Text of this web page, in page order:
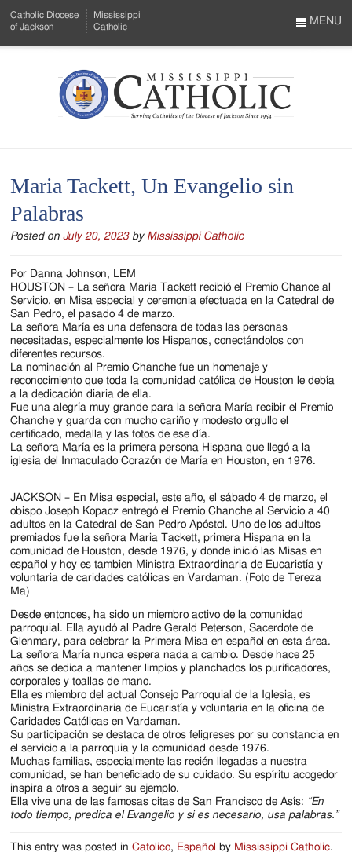
to
Menu
Content
Catholic Diocese
of Jackson
Mississippi
Catholic
Mississippi
Serving
Catholics
of
the
Diocese
of
Jackson
Since
1954
MENU
Maria Tackett, Un Evangelio sin
Palabras
Posted onJuly 20, 2023 by Mississippi Catholic
Por Danna Johnson, LEM
HOUSTON – La señora Maria Tackett recibió el Premio Chance al
Servicio, en Misa especial y ceremonia efectuada en la Catedral de
San Pedro, el pasado 4 de marzo.
La señora María es una defensora de todas las personas
necesitadas, especialmente los Hispanos, conectándolos con
diferentes recursos.
La nominación al Premio Chanche fue un homenaje y
reconocimiento que toda la comunidad católica de Houston le debía
a la dedicación diaria de ella.
Fue una alegría muy grande para la señora María recibir el Premio
Chanche y guarda con mucho cariño y modesto orgullo el
certificado, medalla y las fotos de ese día.
La señora María es la primera persona Hispana que llegó a la
iglesia del Inmaculado Corazón de María en Houston, en 1976.
JACKSON – En Misa especial, este año, el sábado 4 de marzo, el
obispo Joseph Kopacz entregó el Premio Chanche al Servicio a 40
adultos en la Catedral de San Pedro Apóstol. Uno de los adultos
premiados fue la señora Maria Tackett, primera Hispana en la
comunidad de Houston, desde 1976, y donde inició las Misas en
español y hoy es tambien Ministra Extraordinaria de Eucaristía y
voluntaria de caridades católicas en Vardaman. (Foto de Tereza
Ma)
Desde entonces, ha sido un miembro activo de la comunidad
parroquial. Ella ayudó al Padre Gerald Peterson, Sacerdote de
Glenmary, para celebrar la Primera Misa en español en esta área.
La señora María nunca espera nada a cambio. Desde hace 25
años se dedica a mantener limpios y planchados los purificadores,
corporales y toallas de mano.
Ella es miembro del actual Consejo Parroquial de la Iglesia, es
Ministra Extraordinaria de Eucaristía y voluntaria en la oficina de
Caridades Católicas en Vardaman.
Su participación se destaca de otros feligreses por su constancia en
el servicio a la parroquia y la comunidad desde 1976.
Muchas familias, especialmente las recién llegadas a nuestra
comunidad, se han beneficiado de su cuidado. Su espíritu acogedor
inspira a otros a seguir su ejemplo.
Ella vive una de las famosas citas de San Francisco de Asís: “En
todo tiempo, predica el Evangelio y si es necesario, usa palabras.”
This entry was posted inCatolico, Español by Mississippi Catholic.